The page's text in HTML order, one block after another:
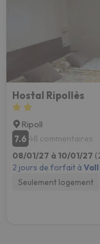
Hostal Ripollès
Ripoll
7.6 48 commentaires
08/01/27 à 10/01/27
2 jours de forfait à
Seulement logement